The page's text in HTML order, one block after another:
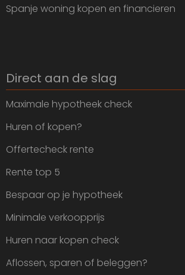
Spanje woning kopen en financieren
Direct aan de slag
Maximale hypotheek check
Huren of kopen?
Offertecheck rente
Rente top 5
Bespaar op je hypotheek
Minimale verkoopprijs
Huren naar kopen check
Aflossen, sparen of beleggen?